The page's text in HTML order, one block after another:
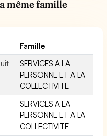
même famille
Famille
SERVICES A LA
PERSONNE ET A LA
COLLECTIVITE
SERVICES A LA
PERSONNE ET A LA
COLLECTIVITE